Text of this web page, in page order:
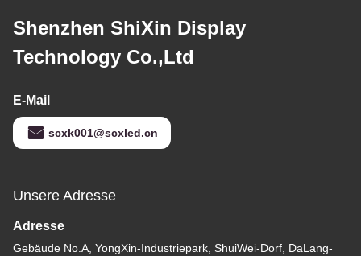
Shenzhen ShiXin Display
Technology Co.,Ltd
E-Mail
scxk001@scxled.cn
Unsere Adresse
Adresse
Gebäude No.A, YongXin-Industriepark, ShuiWei-Dorf, DaLang-